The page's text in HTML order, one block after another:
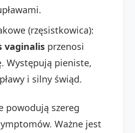
(rzęsistkowica):
vaginalis przenosi
Występują pieniste,
i silny świąd.
powodują szereg
Ważne jest